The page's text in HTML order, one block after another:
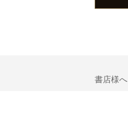
書店様へ